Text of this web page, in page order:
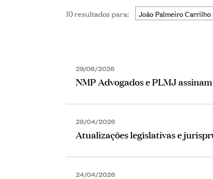
10 resultados para: João Palmeiro Carrilho
29/06/2026
NMP Advogados e PLMJ
28/04/2026
Atualizações legislativas e
24/04/2026